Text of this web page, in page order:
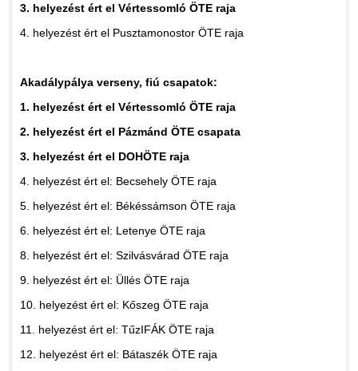
3. helyezést ért el Vértessomló ÖTE raja
4. helyezést ért el Pusztamonostor ÖTE raja
Akadálypálya verseny, fiú csapatok:
1. helyezést ért el Vértessomló ÖTE raja
2. helyezést ért el Pázmánd ÖTE csapata
3. helyezést ért el DOHÖTE raja
4. helyezést ért el: Becsehely ÖTE raja
5. helyezést ért el: Békéssámson ÖTE raja
6. helyezést ért el: Letenye ÖTE raja
8. helyezést ért el: Szilvásvárad ÖTE raja
9. helyezést ért el: Üllés ÖTE raja
10. helyezést ért el: Kőszeg ÖTE raja
11. helyezést ért el: TűzIFÁK ÖTE raja
12. helyezést ért el: Bátaszék ÖTE raja